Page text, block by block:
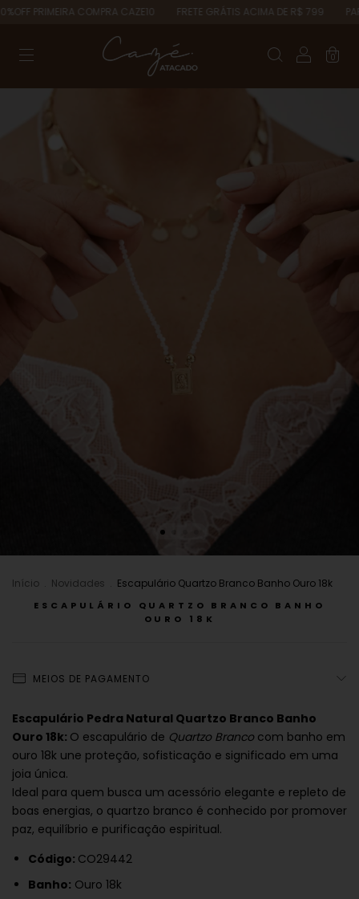
PRIMEIRA COMPRA CAZE10 FRETE GRÁTIS ACIMA DE R$ 799
0
Início Novidades Escapulário Quartzo Branco Banho Ouro 18k
ESCAPULÁRIO QUARTZO BRANCO BANHO
OURO 18K
MEIOS DE PAGAMENTO
Escapulário Pedra Natural Quartzo Branco Banho
Ouro 18k: O escapulário de Quartzo Branco com banho em
ouro 18k une proteção, sofisticação e significado em uma
joia única.
Ideal para quem busca um acessório elegante e repleto de
boas energias, o quartzo branco é conhecido por promover
paz, equilíbrio e purificação espiritual.
Código: CO29442
Banho: Ouro 18k